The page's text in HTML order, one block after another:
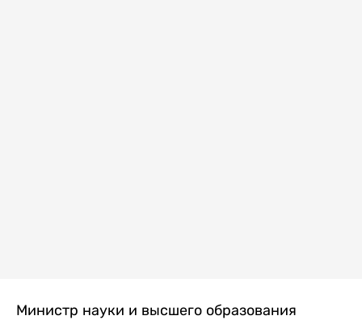
Министр науки и высшего образования